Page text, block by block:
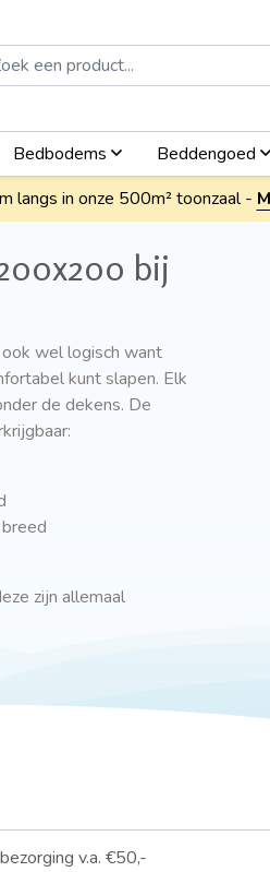
Bedbodems Beddengoed
langs in onze 500m² toonzaal -
bij
wel logisch want
kunt slapen. Elk
de dekens. De
zijn allemaal
bezorging v.a. €50,-